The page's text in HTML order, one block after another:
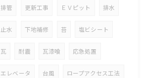
排管 更新工事 ＥＶピット 排水
止水 下地補修 苔 塩ビシート
瓦 耐震 瓦漆喰 応急処置
エレベータ 台風 ロープアクセス工法